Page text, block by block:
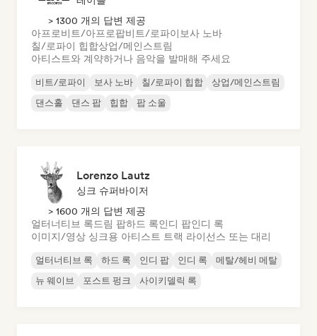
> 1300 개의 답변 제공
아프로비트/아프로팝비트/로파이 보사 노바
칠/로파이 힙합상업/메인스트림
아티스트와 계약하거나 음악을 발매해 주세요
비트/로파이 보사 노바 칠/로파이 힙합
상업/메인스트림
댄스홀
댄스 팝 힙합 팝 소울
Lorenzo Lautz
싱크 슈퍼바이저
> 1600 개의 답변 제공
얼터너티브 록드림 팝하드 록인디 팝인디 록
이미지/영상 싱크용 아티스트 트랙 라이선스 또는 대리
얼터너티브 록 하드 록 인디 팝 인디 록
메탈/헤비 메탈
뉴 웨이브
포스트 펑크 사이키델릭 록